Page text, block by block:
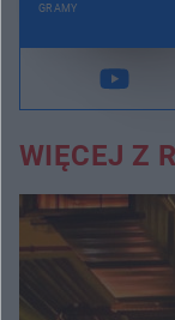
GRAMY
WIĘCEJ Z